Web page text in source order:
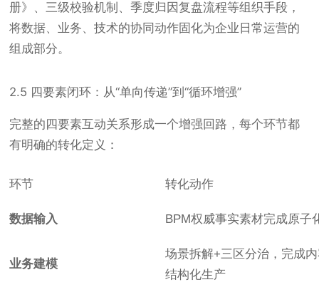
册》、三级校验机制、季度归因复盘流程等组织手段，
将数据、业务、技术的协同动作固化为企业日常运营的
组成部分。
2.5 四要素闭环：从“单向传递”到“循环增强”
完整的四要素互动关系形成一个增强回路，每个环节都
有明确的转化定义：
环节 转化动作
数据输入 BPM权威事实素材完成原子
业务建模
场景拆解+三区分治，完成
结构化生产